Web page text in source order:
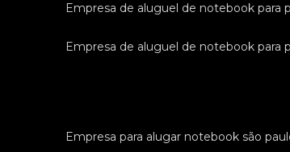
empresa de aluguel de notebook para
empresa de aluguel de notebook para
empresa para alugar notebook são